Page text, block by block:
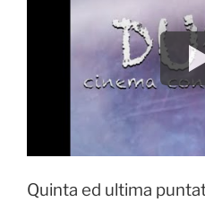
Quinta ed ultima